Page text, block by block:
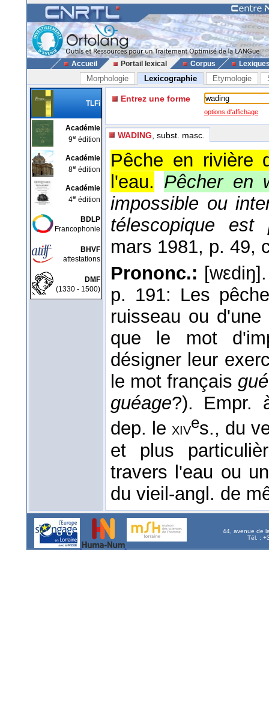
Accueil Portail lexical Corpus
Morphologie Lexicographie Etymologie
TLFi
Académie
9e édition
Académie
8e édition
Académie
4e édition
BDLP
Francophonie
BHVF
attestations
DMF
(1330 - 1500)
Entrez une forme
options d'affichage
WADING , subst. masc.
Pêche en rivière
l'eau. Pêcher en
impossible ou
télescopique est
mars 1981, p. 49,
Prononc.:
p. 191: Les
ruisseau ou
que le mot
désigner leur
le mot français gué
guéage?). Empr.
dep. lexives., du
et plus
travers l'eau ou
du vieil-angl. de
44, avenue de
Tél. :